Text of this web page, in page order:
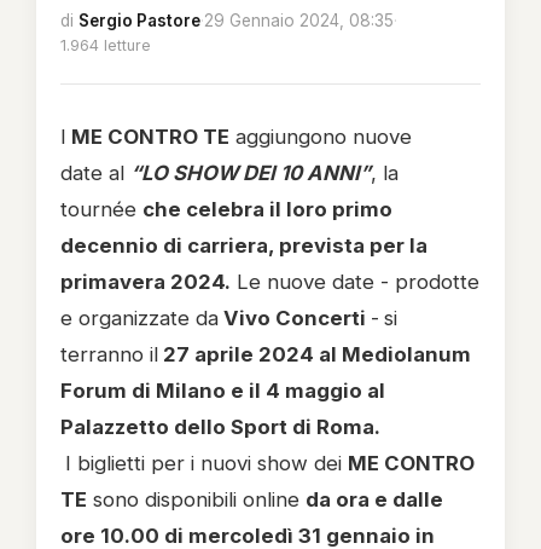
di Sergio Pastore·29 Gennaio 2024, 08:35·
1.964 letture
I ME CONTRO TE aggiungono nuove
date al “LO SHOW DEI 10 ANNI”, la
tournée che celebra il loro primo
decennio di carriera, prevista per la
primavera 2024. Le nuove date - prodotte
e organizzate da Vivo Concerti - si
terranno il 27 aprile 2024 al Mediolanum
Forum di Milano e il 4 maggio al
Palazzetto dello Sport di Roma.
I biglietti per i nuovi show dei ME CONTRO
TE sono disponibili online da ora e dalle
ore 10.00 di mercoledì 31 gennaio in